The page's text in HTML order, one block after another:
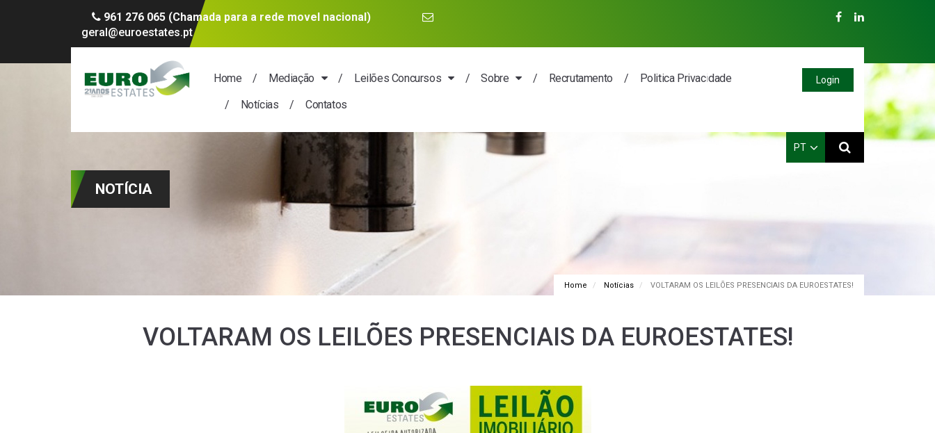
961 276 065 (Chamada para a rede movel nacional)
geral@euroestates.pt
Home Mediação Leilões Concursos Sobre Recrutamento
Politica Privacidade
Notícias
Contatos
Login
PT
Home Notícias VOLTARAM OS LEILÕES PRESENCIAIS DA EUROESTATES!
NOTÍCIA
VOLTARAM OS LEILÕES PRESENCIAIS DA EUROESTATES!